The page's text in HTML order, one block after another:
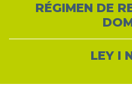
RÉGIMEN DE
LEY I